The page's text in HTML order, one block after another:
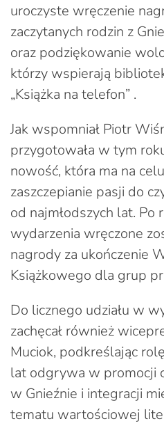
uroczyste wręczenie
zaczytanych rodzin z
oraz podziękowanie
którzy wspierają
„Książka na telefon” .
Jak wspomniał Piotr
przygotowała w tym
nowość, która ma na
zaszczepianie pasji do
od najmłodszych lat.
wydarzenia wręczone
nagrody za ukończenie
Książkowego dla grup
Do licznego udziału w
zachęcał również
Muciok, podkreślając
lat odgrywa w promocji
w Gnieźnie i integracji
tematu wartościowej